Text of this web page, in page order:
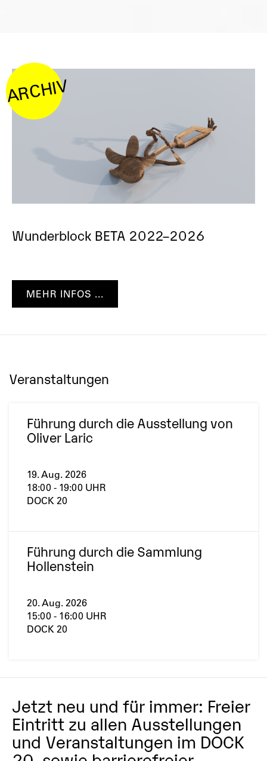
ARCHIV
Wunderblock BETA 2022–2026
MEHR INFOS ...
Veranstaltungen
Führung durch die Ausstellung von
Oliver Laric
19. Aug. 2026
18:00 - 19:00 UHR
DOCK 20
Führung durch die Sammlung
Hollenstein
20. Aug. 2026
15:00 - 16:00 UHR
DOCK 20
Jetzt neu und für immer: Freier
Eintritt zu allen Ausstellungen
und Veranstaltungen im DOCK